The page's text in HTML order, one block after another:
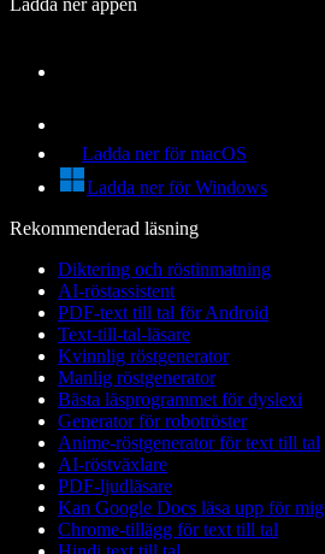
Ladda ner appen
Ladda ner för macOS
Ladda ner för Windows
Rekommenderad läsning
Diktering och röstinmatning
AI-röstassistent
PDF-text till tal för Android
Text-till-tal-läsare
Kvinnlig röstgenerator
Manlig röstgenerator
Bästa läsprogrammet för dyslexi
Generator för robotröster
Anime-röstgenerator för text till tal
AI-röstväxlare
PDF-ljudläsare
Kan Google Docs läsa upp för mig
Chrome-tillägg för text till tal